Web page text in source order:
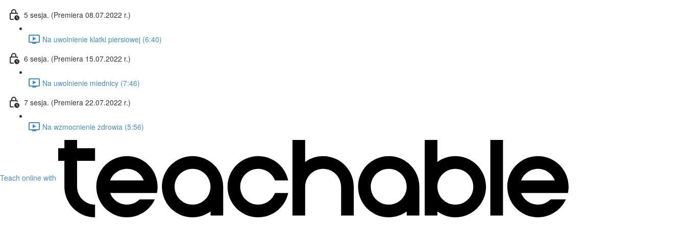
5 sesja. (Premiera 08.07.2022 r.)
Na uwolnienie klatki piersiowej (6:40)
6 sesja. (Premiera 15.07.2022 r.)
Na uwolnienie miednicy (7:46)
7 sesja. (Premiera 22.07.2022 r.)
Na wzmocnienie zdrowia (5:56)
Teach online with